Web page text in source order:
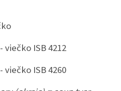
viečko ISB 4212
viečko ISB 4260